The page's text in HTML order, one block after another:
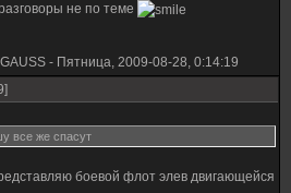
не по теме
GAUSS - Пятница, 2009-08-28, 0:14:19
все же спасут
боевой флот элев двигающейся